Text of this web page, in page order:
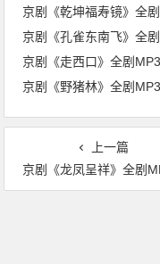
京剧《乾坤福寿镜》全
京剧《孔雀东南飞》全
京剧《走西口》全剧
京剧《野猪林》全剧
上一篇
京剧《龙凤呈祥》全剧MP3下